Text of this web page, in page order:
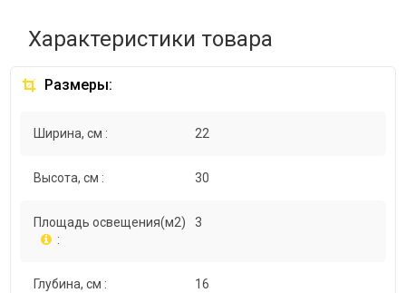
Характеристики товара
Размеры:
Ширина, см : 22
Высота, см : 30
Площадь освещения(м2)
:
3
Глубина, см : 16